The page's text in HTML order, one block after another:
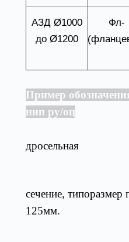
АЗД Ø1000
до Ø1200
Фл-
Пример
нип ру/оц
дросельная
сечение, типоразмер
125мм.